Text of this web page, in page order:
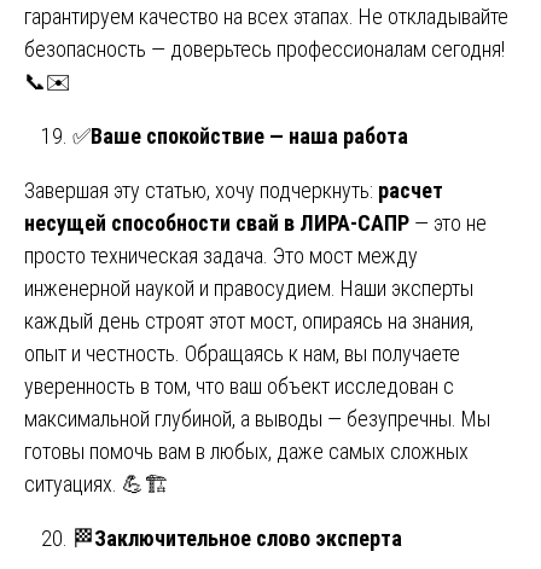
гарантируем качество на всех этапах. Не откладывайте
безопасность — доверьтесь профессионалам сегодня!
📞✉️
✅Ваше спокойствие — наша работа
Завершая эту статью, хочу подчеркнуть: расчет
несущей способности свай в ЛИРА-САПР — это не
просто техническая задача. Это мост между
инженерной наукой и правосудием. Наши эксперты
каждый день строят этот мост, опираясь на знания,
опыт и честность. Обращаясь к нам, вы получаете
уверенность в том, что ваш объект исследован с
максимальной глубиной, а выводы — безупречны. Мы
готовы помочь вам в любых, даже самых сложных
ситуациях. 💪🏗️
🏁Заключительное слово эксперта